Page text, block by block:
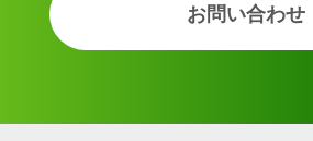
お問い合わせ